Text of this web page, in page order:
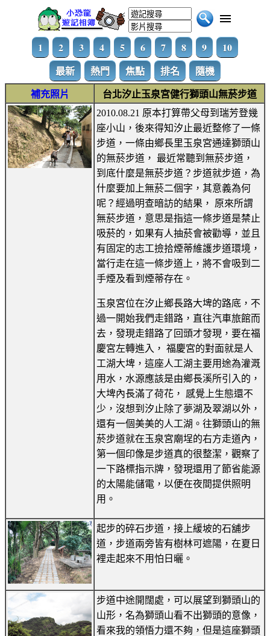
1 2 3 4 5 6 7 8 9
10
最新
熱門 焦點 排名 隨機
補充照片
台北汐止玉泉宮健行獅頭山無菸步道
2010.08.21 原本打算帶父母到瑞芳登幾
座小山，後來得知汐止最近整修了一條
步道，一條由鄉長里玉泉宮通達獅頭山
的無菸步道， 最近常聽到無菸步道，
到底什麼是無菸步道？步道就步道，為
什麼要加上無菸二個字，其意義為何
呢？經過明查暗訪的結果， 原來所謂
無菸步道，意思是指這一條步道是禁止
吸菸的，如果有人抽菸會被勸導，並且
有固定的志工撿拾煙蒂維護步道環境，
當行走在這一條步道上，將不會吸到二
手煙及看到煙蒂存在。
玉泉宮位在汐止鄉長路大埤的路底，不
過一開始我們走錯路，直往汽車旅館而
去，發現走錯路了回頭才發現，要在福
慶宮左轉進入， 福慶宮的對面就是人
工湖大埤，這座人工湖主要用途為灌溉
用水，水源應該是由鄉長溪所引入的，
大埤內長滿了荷花， 感覺上生態還不
少，沒想到汐止除了夢湖及翠湖以外，
還有一個美美的人工湖。往獅頭山的無
菸步道就在玉泉宮廟埕的右方走道內，
第一個印像是步道真的很整潔，觀察了
一下路標指示牌，發現還用了節省能源
的太陽能儲電，以便在夜間提供照明
用。
起步的碎石步道，接上緩坡的石舖步
道，步道兩旁皆有樹林可遮陽，在夏日
裡走起來不用怕日曬。
步道中途開闊處，可以展望到獅頭山的
山形，名為獅頭山看不出獅頭的意像，
看來我的領悟力還不夠，但是這座獅頭